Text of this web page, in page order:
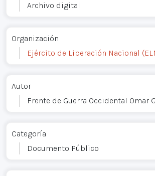
Archivo digital
Organización
Ejército de Liberación Nacional
Autor
Frente de Guerra Occidental Omar
Categoría
Documento Público